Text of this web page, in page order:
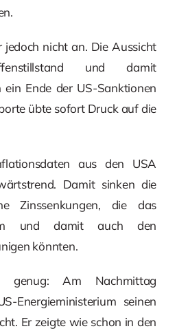
nicht an. Die Aussicht
und damit
ein Ende der US-Sanktionen
übte sofort Druck auf die
aus den USA
Damit sinken die
Zinssenkungen, die das
und damit auch den
könnten.
genug: Am Nachmittag
Energieministerium seinen
Er zeigte wie schon in den